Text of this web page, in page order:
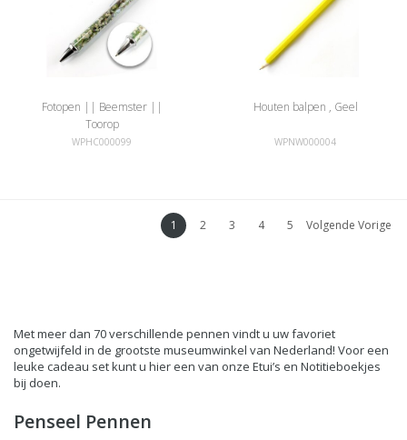
Fotopen || Beemster ||
Toorop
WPHC000099
Houten balpen , Geel
WPNW000004
1 2 3 4 5 Volgende Vorige
Met meer dan 70 verschillende pennen vindt u uw favoriet
ongetwijfeld in de grootste museumwinkel van Nederland! Voor een
leuke cadeau set kunt u hier een van onze Etui’s en Notitieboekjes
bij doen.
Penseel Pennen